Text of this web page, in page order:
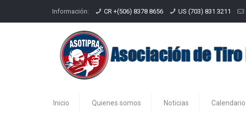
Información: CR +(506) 8378 8656 US (703) 831 3211
Inicio Quienes somos Noticias Calendario